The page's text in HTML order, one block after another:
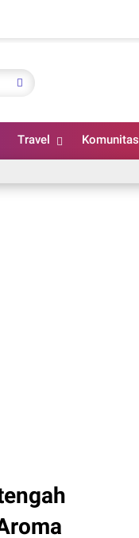
Travel Komunitas